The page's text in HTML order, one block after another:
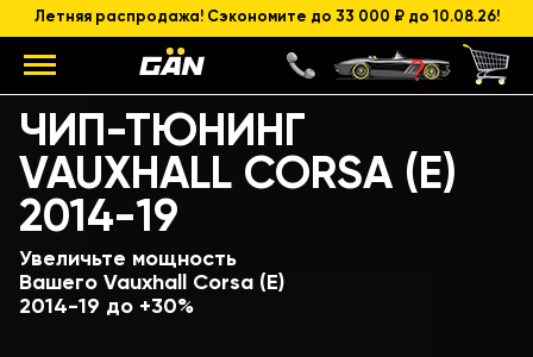
Летняя распродажа! Сэкономите до 33 000 ₽ до 10.08.26!
ЧИП-ТЮНИНГ
VAUXHALL CORSA (E)
2014-19
Увеличьте мощность
Вашего Vauxhall Corsa (E)
2014-19 до +30%
Модель
Объем и мощность ДВС